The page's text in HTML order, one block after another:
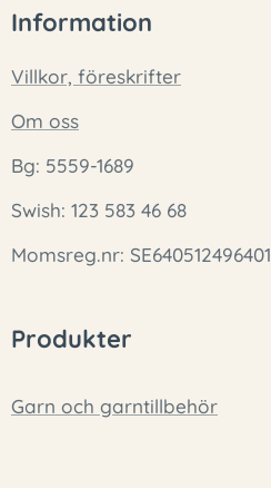
Information
Villkor, föreskrifter
Om oss
Bg: 5559-1689
Swish: 123 583 46 68
Momsreg.nr: SE640512496401
Produkter
Garn och garntillbehör